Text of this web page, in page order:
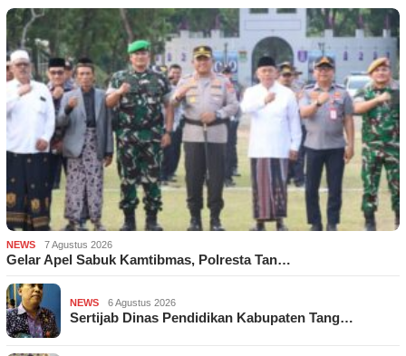
NEWS 7 Agustus 2026
Gelar Apel Sabuk Kamtibmas, Polresta Tan…
NEWS 6 Agustus 2026
Sertijab Dinas Pendidikan Kabupaten Tang…